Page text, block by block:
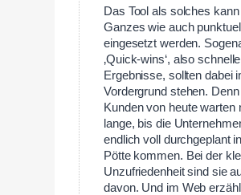
Das Tool als solches kann
Ganzes wie auch punktuell
eingesetzt werden.
‚Quick-wins‘, also schnelle
Ergebnisse, sollten dabei
Vordergrund stehen. Denn
Kunden von heute warten
lange, bis die
endlich voll durchgeplant
Pötte kommen. Bei der
Unzufriedenheit sind sie
davon. Und im Web